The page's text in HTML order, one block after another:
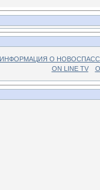
ИНФОРМАЦИЯ О
ON LINE TV